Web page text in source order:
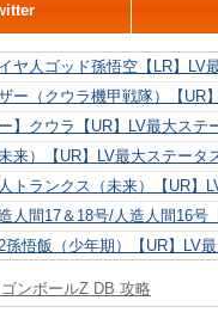
ヤ人ゴッド孫悟空【LR】LV
ー（クウラ機甲戦隊）【UR
】クウラ【UR】LV最大ステ
来）【UR】LV最大ステータ
トランクス（未来）【UR】
人間17＆18号/人造人間16号
悟飯（少年期）【UR】LV
間18号【UR】LV最大ステ
ン【UR】LV最大ステータス
ゴンボールZ DB 攻略